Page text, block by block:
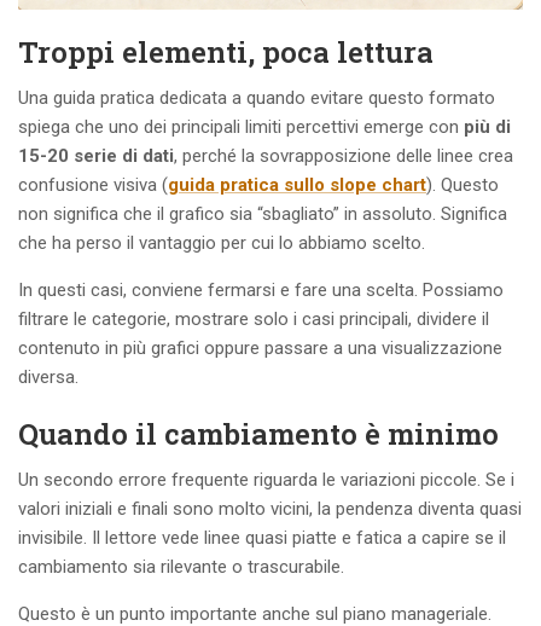
Troppi elementi, poca lettura
Una guida pratica dedicata a quando evitare questo formato
spiega che uno dei principali limiti percettivi emerge con più di
15-20 serie di dati, perché la sovrapposizione delle linee crea
confusione visiva (guida pratica sullo slope chart). Questo
non significa che il grafico sia “sbagliato” in assoluto. Significa
che ha perso il vantaggio per cui lo abbiamo scelto.
In questi casi, conviene fermarsi e fare una scelta. Possiamo
filtrare le categorie, mostrare solo i casi principali, dividere il
contenuto in più grafici oppure passare a una visualizzazione
diversa.
Quando il cambiamento è minimo
Un secondo errore frequente riguarda le variazioni piccole. Se i
valori iniziali e finali sono molto vicini, la pendenza diventa quasi
invisibile. Il lettore vede linee quasi piatte e fatica a capire se il
cambiamento sia rilevante o trascurabile.
Questo è un punto importante anche sul piano manageriale.